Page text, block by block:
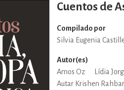
Cuentos de
Compilado por
Silvia Eugenia
Autor(es)
Amos Oz
Lídia
Autar Krishen Rahbar